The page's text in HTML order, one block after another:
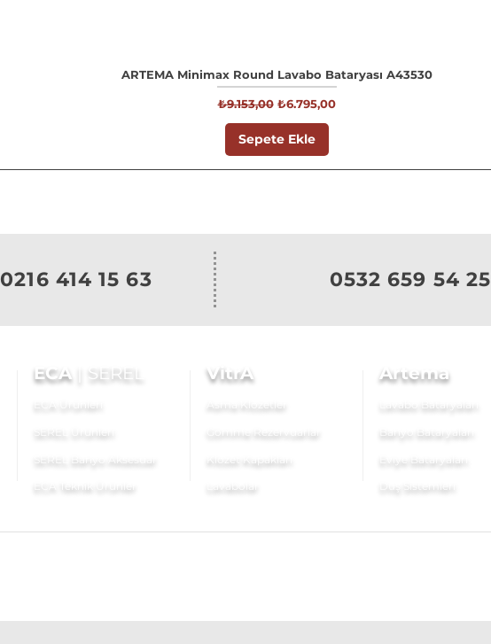
ARTEMA Minimax Round Lavabo Bataryası A43530
Normal Fiyat
₺9.153,00 İndirimli Fiyat
₺6.795,00
Sepete Ekle
0216 414 15 63 0532 659 54 25
VitrA
Asma Klozetler
Gömme Rezervuarlar
Klozet Kapakları
Lavabolar
Artema
Lavabo Bataryaları
Banyo Bataryaları
Eviye Bataryaları
Duş Sistemleri
ECA SEREL
ECA Ürünleri
SEREL Ürünleri
SEREL Banyo Aksesuar
ECA Teknik Ürünler